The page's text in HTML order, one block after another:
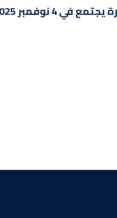
في 4 نوفمبر 2025